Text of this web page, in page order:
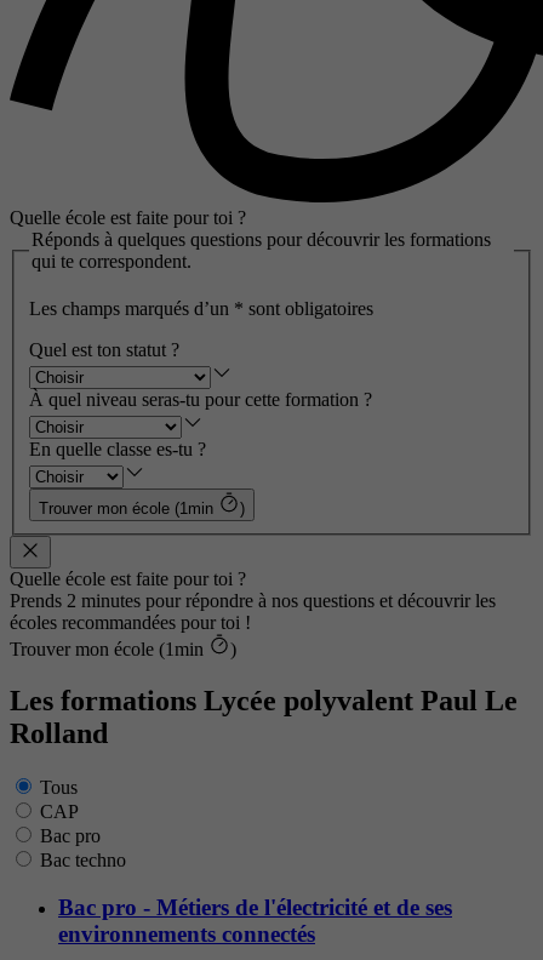
Quelle école est faite pour toi ?
Réponds à quelques questions pour découvrir les formations
qui te correspondent.
Les champs marqués d’un * sont obligatoires
Quel est ton statut ?
À quel niveau seras-tu pour cette formation ?
En quelle classe es-tu ?
Trouver mon école (1min )
Quelle école est faite pour toi ?
Prends 2 minutes pour répondre à nos questions et découvrir les
écoles recommandées pour toi !
Trouver mon école (1min
)
Les formations Lycée polyvalent Paul Le
Rolland
Tous
CAP
Bac pro
Bac techno
Bac pro - Métiers de l'électricité et de ses
environnements connectés